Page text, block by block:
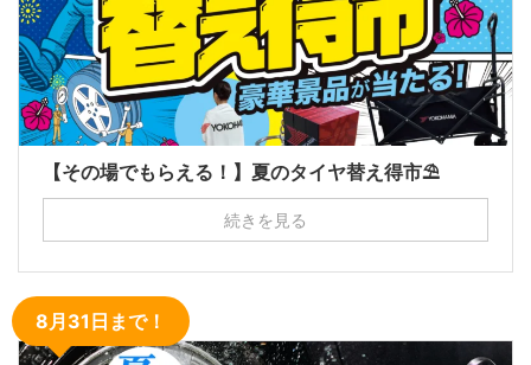
【その場でもらえる！】夏のタイヤ替え得市⛱
続きを見る
8月31日まで！